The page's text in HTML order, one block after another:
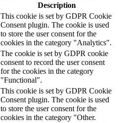
Description
This cookie is set by GDPR Cookie
Consent plugin. The cookie is used
to store the user consent for the
cookies in the category "Analytics".
The cookie is set by GDPR cookie
consent to record the user consent
for the cookies in the category
"Functional".
This cookie is set by GDPR Cookie
Consent plugin. The cookie is used
to store the user consent for the
cookies in the category "Other.